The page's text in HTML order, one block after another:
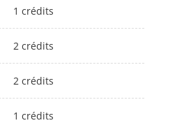
1 crédits
2 crédits
2 crédits
1 crédits